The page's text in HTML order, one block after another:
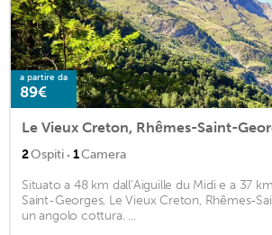
a partire da
89€
Le Vieux Creton, Rhêmes-Saint-
2Ospiti · 1Camera
Situato a 48 km dall’Aiguille du Midi e a 37
Saint-Georges, Le Vieux Creton, Rhêmes-
un angolo cottura. ...